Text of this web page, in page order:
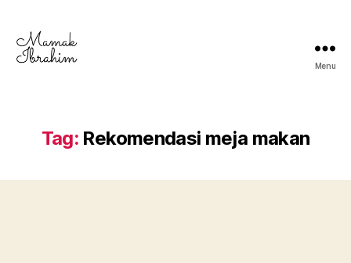
Lifestyle
Blogger
Menu
Tag: Rekomendasi meja makan